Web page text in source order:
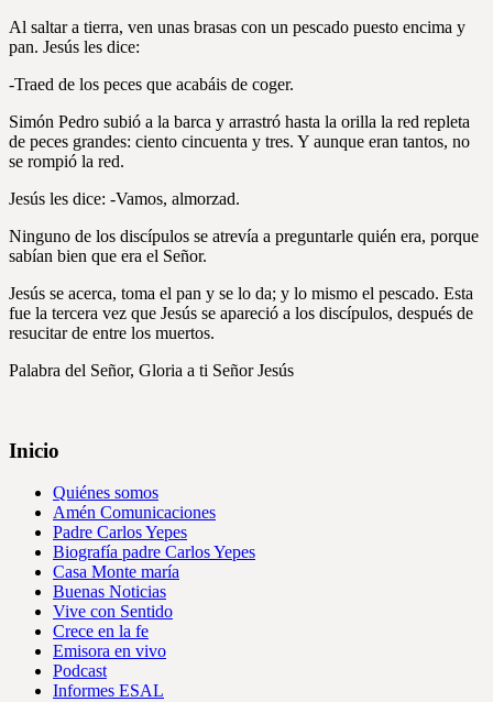
Al saltar a tierra, ven unas brasas con un pescado puesto encima y
pan. Jesús les dice:
-Traed de los peces que acabáis de coger.
Simón Pedro subió a la barca y arrastró hasta la orilla la red repleta
de peces grandes: ciento cincuenta y tres. Y aunque eran tantos, no
se rompió la red.
Jesús les dice: -Vamos, almorzad.
Ninguno de los discípulos se atrevía a preguntarle quién era, porque
sabían bien que era el Señor.
Jesús se acerca, toma el pan y se lo da; y lo mismo el pescado. Esta
fue la tercera vez que Jesús se apareció a los discípulos, después de
resucitar de entre los muertos.
Palabra del Señor, Gloria a ti Señor Jesús
Inicio
Quiénes somos
Amén Comunicaciones
Padre Carlos Yepes
Biografía padre Carlos Yepes
Casa Monte maría
Buenas Noticias
Vive con Sentido
Crece en la fe
Emisora en vivo
Podcast
Informes ESAL